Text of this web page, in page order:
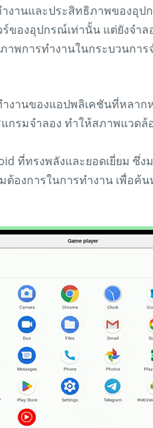
งานและประสิทธิภาพของอุป
ของอุปกรณ์เท่านั้น แต่ยังจำ
พการทำงานในกระบวนการ
งานของแอปพลิเคชันที่หลาก
รมจำลอง ทำให้สภาพแวดล้
ที่ทรงพลังและยอดเยี่ยม ซึ่
ต้องการในการทำงาน เพื่อ